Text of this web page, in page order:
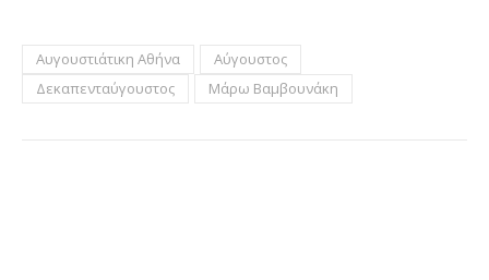
Αυγουστιάτικη Αθήνα
Αύγουστος
Δεκαπενταύγουστος
Μάρω Βαμβουνάκη